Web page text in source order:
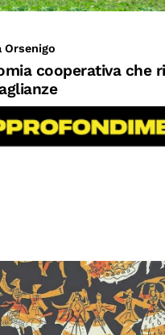
Orsenigo
cooperativa che